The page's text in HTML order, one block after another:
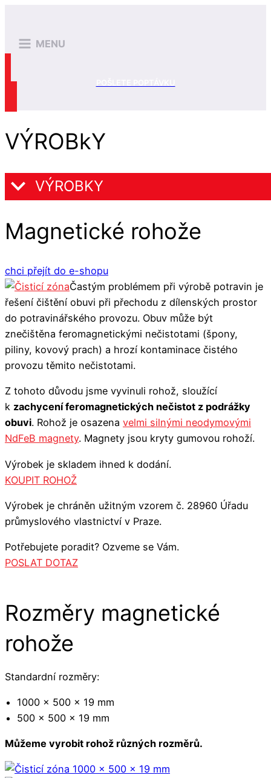
MENU
VÝROBkY
VÝROBKY
Magnetické rohože
chci přejít do e-shopu
Častým problémem při výrobě potravin je
řešení čištění obuvi při přechodu z dílenských prostor
do potravinářského provozu. Obuv může být
znečištěna feromagnetickými nečistotami (špony,
piliny, kovový prach) a hrozí kontaminace čistého
provozu těmito nečistotami.
Z tohoto důvodu jsme vyvinuli rohož, sloužící
k zachycení feromagnetických nečistot z podrážky
obuvi. Rohož je osazena velmi silnými neodymovými
NdFeB magnety. Magnety jsou kryty gumovou rohoží.
Výrobek je skladem ihned k dodání.
KOUPIT ROHOŽ
Výrobek je chráněn užitným vzorem č. 28960 Úřadu
průmyslového vlastnictví v Praze.
Potřebujete poradit? Ozveme se Vám.
POSLAT DOTAZ
Rozměry magnetické
rohože
Standardní rozměry:
1000 x 500 x 19 mm
500 x 500 x 19 mm
Můžeme vyrobit rohož různých rozměrů.